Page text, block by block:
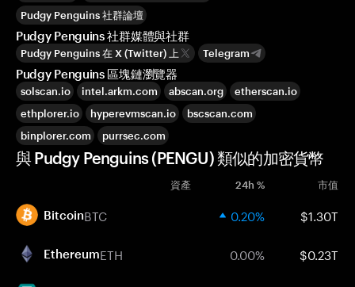
Pudgy Penguins 社群論壇
Pudgy Penguins 社群媒體與社群
Pudgy Penguins 在 X (Twitter) 上 Telegram
Pudgy Penguins 區塊鏈瀏覽器
solscan.io intel.arkm.com abscan.org
etherscan.io
ethplorer.io
hyperevmscan.io
bscscan.com
binplorer.com
purrsec.com
與 Pudgy Penguins (PENGU) 類似的加密貨幣
資產 24h % 市值
BitcoinBTC 0.20% $1.30T
EthereumETH 0.00% $0.23T